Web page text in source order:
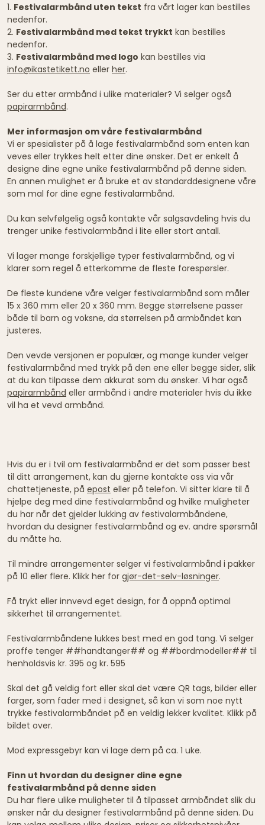
1. Festivalarmbånd uten tekst fra vårt lager kan bestilles
nedenfor.
2. Festivalarmbånd med tekst trykkt kan bestilles
nedenfor.
3. Festivalarmbånd med logo kan bestilles via
info@ikastetikett.no eller her.
Ser du etter armbånd i ulike materialer? Vi selger også
papirarmbånd.
Mer informasjon om våre festivalarmbånd
Vi er spesialister på å lage festivalarmbånd som enten kan
veves eller trykkes helt etter dine ønsker. Det er enkelt å
designe dine egne unike festivalarmbånd på denne siden.
En annen mulighet er å bruke et av standarddesignene våre
som mal for dine egne festivalarmbånd.
Du kan selvfølgelig også kontakte vår salgsavdeling hvis du
trenger unike festivalarmbånd i lite eller stort antall.
Vi lager mange forskjellige typer festivalarmbånd, og vi
klarer som regel å etterkomme de fleste forespørsler.
De fleste kundene våre velger festivalarmbånd som måler
15 x 360 mm eller 20 x 360 mm. Begge størrelsene passer
både til barn og voksne, da størrelsen på armbåndet kan
justeres.
Den vevde versjonen er populær, og mange kunder velger
festivalarmbånd med trykk på den ene eller begge sider, slik
at du kan tilpasse dem akkurat som du ønsker. Vi har også
papirarmbånd eller armbånd i andre materialer hvis du ikke
vil ha et vevd armbånd.
Hvis du er i tvil om festivalarmbånd er det som passer best
til ditt arrangement, kan du gjerne kontakte oss via vår
chattetjeneste, på epost eller på telefon. Vi sitter klare til å
hjelpe deg med dine festivalarmbånd og hvilke muligheter
du har når det gjelder lukking av festivalarmbåndene,
hvordan du designer festivalarmbånd og ev. andre spørsmål
du måtte ha.
Til mindre arrangementer selger vi festivalarmbånd i pakker
på 10 eller flere. Klikk her for gjør-det-selv-løsninger.
Få trykt eller innvevd eget design, for å oppnå optimal
sikkerhet til arrangementet.
Festivalarmbåndene lukkes best med en god tang. Vi selger
proffe tenger ##handtanger## og ##bordmodeller## til
henholdsvis kr. 395 og kr. 595
Skal det gå veldig fort eller skal det være QR tags, bilder eller
farger, som fader med i designet, så kan vi som noe nytt
trykke festivalarmbåndet på en veldig lekker kvalitet. Klikk på
bildet over.
Mod expressgebyr kan vi lage dem på ca. 1 uke.
Finn ut hvordan du designer dine egne
festivalarmbånd på denne siden
Du har flere ulike muligheter til å tilpasset armbåndet slik du
ønsker når du designer festivalarmbånd på denne siden. Du